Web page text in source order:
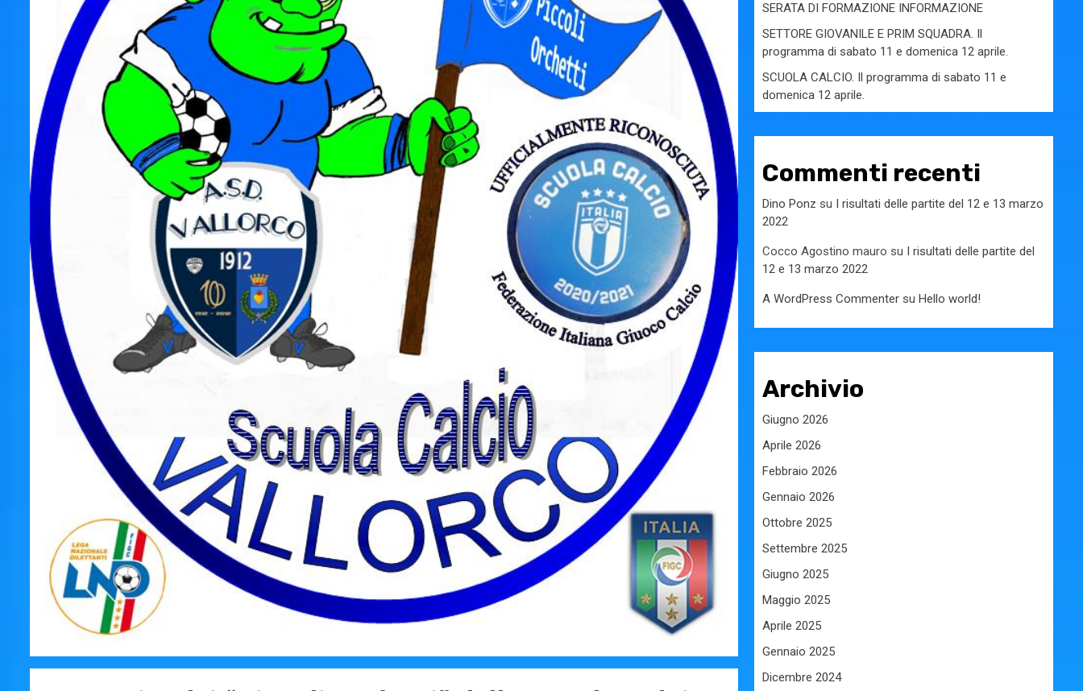
SERATA DI FORMAZIONE INFORMAZIONE
SETTORE GIOVANILE E PRIM SQUADRA. Il
programma di sabato 11 e domenica 12 aprile.
SCUOLA CALCIO. Il programma di sabato 11 e
domenica 12 aprile.
Commenti recenti
Dino Ponz su I risultati delle partite del 12 e 13 marzo
2022
Cocco Agostino mauro su I risultati delle partite del
12 e 13 marzo 2022
A WordPress Commenter su Hello world!
Archivio
Giugno 2026
Aprile 2026
Febbraio 2026
Gennaio 2026
Ottobre 2025
Settembre 2025
Giugno 2025
Maggio 2025
Aprile 2025
Gennaio 2025
Dicembre 2024